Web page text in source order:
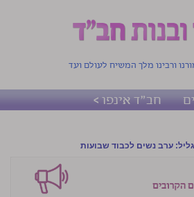
ורבינו מלך המשיח לעולם ועד
חב"ד אינפו >
ערב נשים לכבוד שבועות